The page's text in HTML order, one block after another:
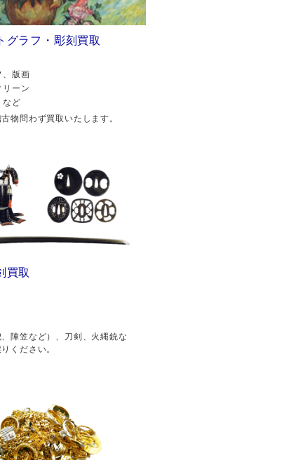
グラフ・彫刻買取
、版画
リーン
ど
物問わず買取いたします。
買取
陣笠など）、刀剣、火縄銃な
ください。